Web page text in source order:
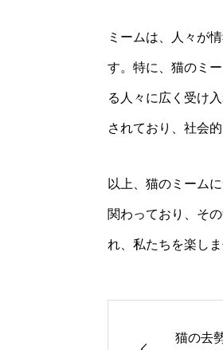
ミームは、人々が
す。特に、猫のミ
る人々に広く受け
されており、社会
以上、猫のミーム
関わっており、そ
れ、私たちを楽し
猫の去